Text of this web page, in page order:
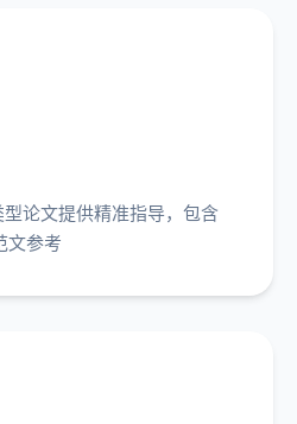
论文提供精准指导，包含
文参考